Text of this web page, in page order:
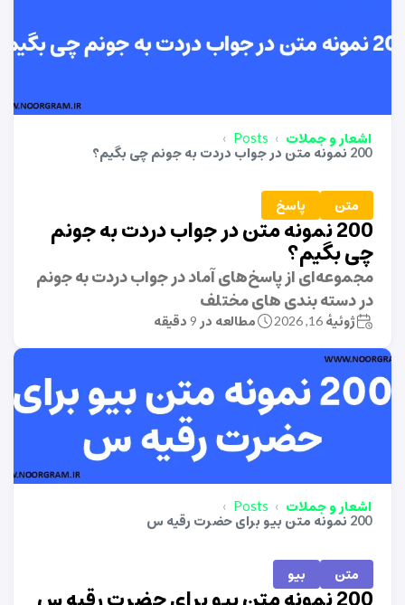
اشعار و جملات
Posts
200 نمونه متن در جواب دردت به جونم چی بگیم؟
متن پاسخ
200 نمونه متن در جواب دردت به جونم
چی بگیم؟
مجموعه‌ای از پاسخ‌های آماد در جواب دردت به جونم
در دسته بندی های مختلف
ژوئیهٔ 16, 2026 مطالعه در 9 دقیقه
اشعار و جملات
Posts
200 نمونه متن بیو برای حضرت رقیه س
متن بیو